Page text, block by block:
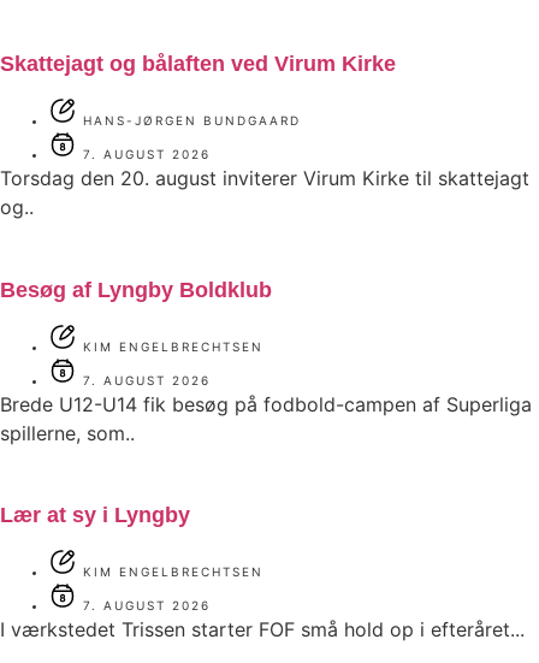
Skattejagt og bålaften ved Virum Kirke
HANS-JØRGEN BUNDGAARD
7. AUGUST 2026
Torsdag den 20. august inviterer Virum Kirke til skattejagt
og..
Besøg af Lyngby Boldklub
KIM ENGELBRECHTSEN
7. AUGUST 2026
Brede U12-U14 fik besøg på fodbold-campen af Superliga
spillerne, som..
Lær at sy i Lyngby
KIM ENGELBRECHTSEN
7. AUGUST 2026
I værkstedet Trissen starter FOF små hold op i efteråret...